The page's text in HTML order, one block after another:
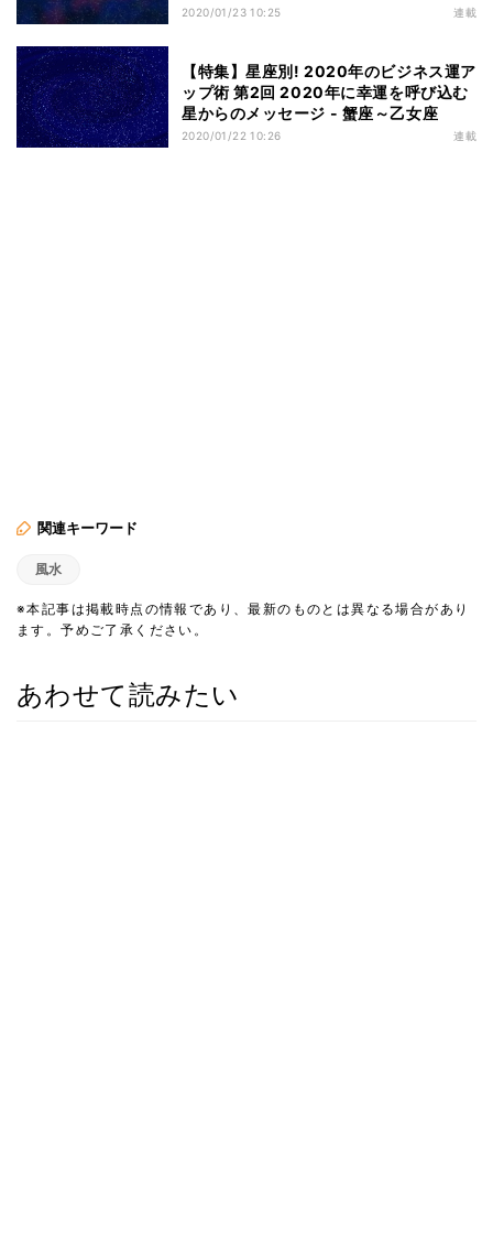
2020/01/23 10:25 連載
【特集】星座別! 2020年のビジネス運ア
ップ術 第2回 2020年に幸運を呼び込む
星からのメッセージ - 蟹座～乙女座
2020/01/22 10:26 連載
関連キーワード
風水
※本記事は掲載時点の情報であり、最新のものとは異なる場合があり
ます。予めご了承ください。
あわせて読みたい